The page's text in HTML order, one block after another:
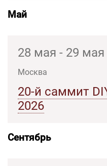
Май
28 мая - 29 мая
Москва
20-й саммит
2026
Сентябрь